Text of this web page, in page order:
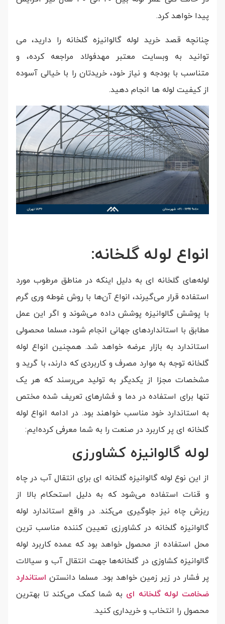
پیدا خواهد کرد.
چنانچه قصد خرید لوله گالوانیزه گلخانه را دارید، می
توانید به وبسایت معتبر مهدفولاد مراجعه کرده، و
متناسب با بودجه و نیاز خود، خریدتان را با خیالی آسوده
از کیفیت لوله ها انجام دهید.
انواع لوله گلخانه:
لوله‌های گلخانه ای به دلیل اینکه در مناطق مرطوب مورد
استفاده قرار می‌گیرند، انواع آن‌ها با روش غوطه وری گرم
با پوشش گالوانیزه پوشش داده می‌شوند و اگر این عمل
مطابق با استاندارد‌های جهانی انجام شود، مسلما محصولی
استاندارد به بازار عرضه خواهد شد. همچنین انواع لوله
گلخانه توجه به موارد مصرف و کاربردی که دارند، با گرید و
مشخصات مجزا از یکدیگر به تولید می‌رسند که هر یک
تنها برای استفاده در دما و فشار‌های تعریف شده مختص
به استاندارد خود مناسب خواهند بود. در ادامه انواع لوله
گلخانه‌ ای پر کاربرد در صنعت را به شما معرفی کرده‌ایم:
لوله گالوانیزه کشاورزی
از این نوع لوله گالوانیزه گلخانه ای برای انتقال آب در چاه
و قنات استفاده می‌شود که به دلیل استحکام بالا از
ریزش چاه نیز جلوگیری می‌کند. در واقع استاندارد لوله
گالوانیزه گلخانه در کشاورزی تعیین کننده مناسب ترین
محل استفاده از محصول خواهد بود که عمده کاربرد لوله
گالوانیزه کشاوزی در گلخانه‌ها جهت انتقال آب و سیالات
پر فشار در زیر زمین خواهد بود. مسلما دانستن استاندارد
ضخامت لوله گلخانه ای به شما کمک می‌کند تا بهترین
محصول را انتخاب و خریداری کنید.